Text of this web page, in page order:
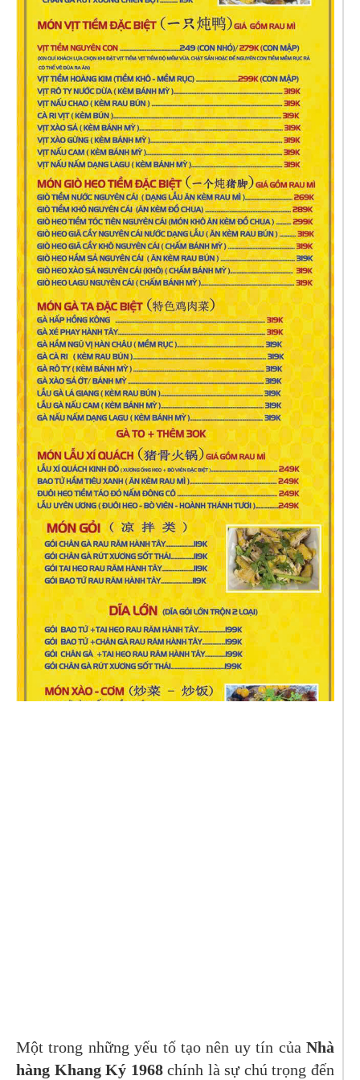
Một trong những yếu tố tạo nên uy tín của Nhà
hàng Khang Ký 1968chính là sự chú trọng đến